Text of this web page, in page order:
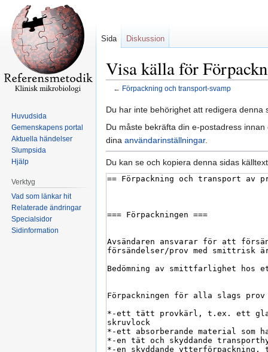
Visa källa för
← Förpackning och transport-svamp
Hoppa
till
navigering
Hoppa
till
sök
Du har inte behörighet att redigera denna
Du måste bekräfta din e-postadress
dina användarinställningar.
Du kan se och kopiera denna sidas
Sida Diskussion
Huvudsida
Gemenskapens portal
Aktuella händelser
Slumpsida
Hjälp
Verktyg
Vad som länkar hit
Relaterade ändringar
Specialsidor
Sidinformation